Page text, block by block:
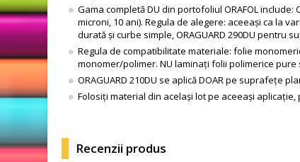
Gama completă DU din portofoliul ORAFOL include:
microni, 10 ani). Regula de alegere: aceeași ca la
durată și curbe simple, ORAGUARD 290DU pentru
Regula de compatibilitate materiale: folie
monomer/polimer. NU laminați folii polimerice pure
ORAGUARD 210DU se aplică DOAR pe suprafețe
Folosiți material din același lot pe aceeași
Recenzii produs